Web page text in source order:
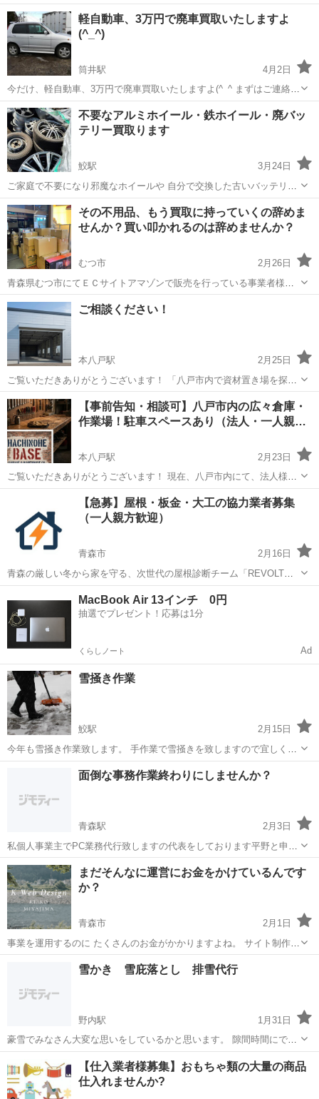
ます 引取無料 廃車手続き無料 軽自動車20000円〜 乗用車 40000
円〜 ワンボックスカー60000円〜 車検の残りや状態によって金額変わ
ります、 お気...
青森 青森市 筒井駅 その他 廃車
軽自動車、3万円で廃車買取いたしますよ
(^_^)
筒井駅
4月2日
今だけ、軽自動車、3万円で廃車買取いたしますよ(^_^ まずはご連絡く
ださい！
青森 青森市 筒井駅
不要なアルミホイール・鉄ホイール・廃バッ
テリー買取ります
鮫駅
3月24日
ご家庭で不要になり邪魔なホイールや 自分で交換した古いバッテリー
（車用や重機用）など 買取りしますのでお気軽に御連絡下さい！ バイ
ク用のバッテリーは買い取り出来ませんので宜しくお願いします！ 不
要なお車など有りました...
青森 八戸市 鮫駅 その他
その不用品、もう買取に持っていくの辞めま
せんか？買い叩かれるのは辞めませんか？
むつ市
2月26日
青森県むつ市にてＥＣサイトアマゾンで販売を行っている事業者様、
個人様、副業で行っている方を対象にＦＢＡ（フルフィルメントバイ
アマゾン）納品代行を行っております。また、他ＥＣサイトにて出品
代行も行っているパートナープランニング...
青森 むつ市 その他 買取
ご相談ください！
本八戸駅
2月25日
ご覧いただきありがとうございます！ 「八戸市内で資材置き場を探し
てるけど、ネットに全然物件が出ない…」 「トラックが横付けできる
作業場が欲しい…」 「車やバイクをいじれる屋内の秘密基地が欲し
い…」 そんな「倉庫・ガレージ難...
青森 八戸市 本八戸駅 その他 物件
【事前告知・相談可】八戸市内の広々倉庫・
作業場！駐車スペースあり（法人・一人親…
本八戸駅
2月23日
ご覧いただきありがとうございます！ 現在、八戸市内にて、法人様や
個人事業主様、または趣味の空間をお探しの方に向けた「事業用倉
庫・作業場・大型ガレージ」の賃貸準備（取得・リニューアル準備）
を進めております。 正式な募集開始...
本八戸駅 その他 ガレージ
【急募】屋根・板金・大工の協力業者募集
（一人親方歓迎）
青森市
2月16日
青森の厳しい冬から家を守る、次世代の屋根診断チーム「REVOLT」
です。 現在、青森市内での「無料訪問診断」の急増に伴い、現場での
調査同行や施工を担っていただけるプロのパートナー様（一人親方・
工務店様）を募集しています。 ...
MacBook Air 13インチ 0円
抽選でプレゼント！応募は1分
くらしノート Ad
雪掻き作業
鮫駅
2月15日
今年も雪掻き作業致します。 手作業で雪掻きを致しますので宜しくお
願いします。 また、見積り価格は現場を拝見してからになります。
八戸市 鮫駅 その他
面倒な事務作業終わりにしませんか？
青森駅
2月3日
私個人事業主でPC業務代行致しますの代表をしております平野と申し
ます。 事業内容につきましてはデータ入力やポスター制作、名刺作成
などを承っております。 下記が私のウェブサイトになります。 興味が
御座いましたら見て頂けま...
青森 青森市 青森駅 その他 ポスター
まだそんなに運営にお金をかけているんです
か？
青森市
2月1日
事業を運用するのに たくさんのお金がかかりますよね。 サイト制作に
お金をかけたくない人必見！！ ★最近起業を考えている方 ★ホームペ
ージ制作を考えていて資金をかけたくないオーナー ★集客をしたい 高
その他 無料
雪かき 雪庇落とし 排雪代行
野内駅
1月31日
豪雪でみなさん大変な思いをしているかと思います。 隙間時間にでも
お手伝いできたらと思い、投稿致しました 雪かき 雪庇落とし 排雪
行います その他ご要望等と、料金についてはご相談ください。 事
野内駅 その他 料金
【仕入業者様募集】おもちゃ類の大量の商品
仕入れませんか?